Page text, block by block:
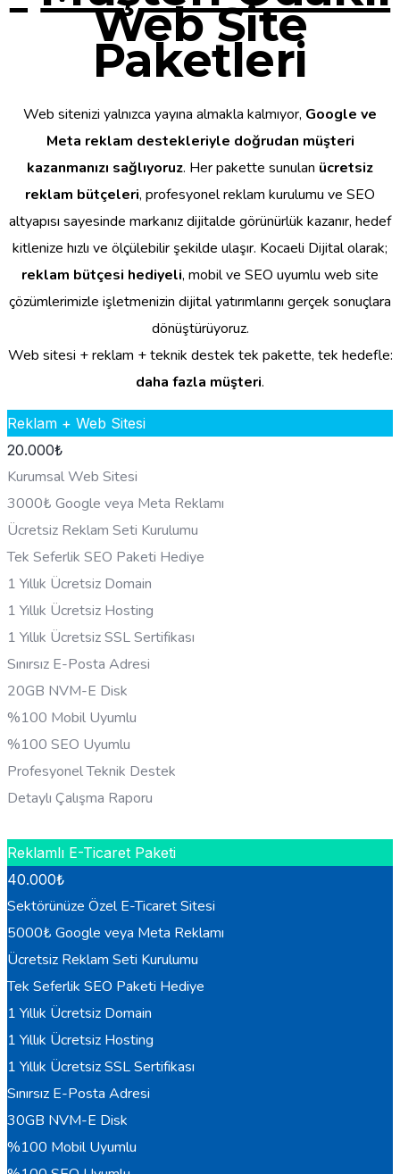
Web Site
Paketleri
Web sitenizi yalnızca yayına almakla kalmıyor, Google ve
Meta reklam destekleriyle doğrudan müşteri
kazanmanızı sağlıyoruz. Her pakette sunulan ücretsiz
reklam bütçeleri, profesyonel reklam kurulumu ve SEO
altyapısı sayesinde markanız dijitalde görünürlük kazanır, hedef
kitlenize hızlı ve ölçülebilir şekilde ulaşır. Kocaeli Dijital olarak;
reklam bütçesi hediyeli, mobil ve SEO uyumlu web site
çözümlerimizle işletmenizin dijital yatırımlarını gerçek sonuçlara
dönüştürüyoruz.
Web sitesi + reklam + teknik destek tek pakette, tek hedefle:
daha fazla müşteri.
Reklam + Web Sitesi
20.000₺
Kurumsal Web Sitesi
3000₺ Google veya Meta Reklamı
Ücretsiz Reklam Seti Kurulumu
Tek Seferlik SEO Paketi Hediye
1 Yıllık Ücretsiz Domain
1 Yıllık Ücretsiz Hosting
1 Yıllık Ücretsiz SSL Sertifikası
Sınırsız E-Posta Adresi
20GB NVM-E Disk
%100 Mobil Uyumlu
%100 SEO Uyumlu
Profesyonel Teknik Destek
Detaylı Çalışma Raporu
Reklamlı E-Ticaret Paketi
40.000₺
Sektörünüze Özel E-Ticaret Sitesi
5000₺ Google veya Meta Reklamı
Ücretsiz Reklam Seti Kurulumu
Tek Seferlik SEO Paketi Hediye
1 Yıllık Ücretsiz Domain
1 Yıllık Ücretsiz Hosting
1 Yıllık Ücretsiz SSL Sertifikası
Sınırsız E-Posta Adresi
30GB NVM-E Disk
%100 Mobil Uyumlu